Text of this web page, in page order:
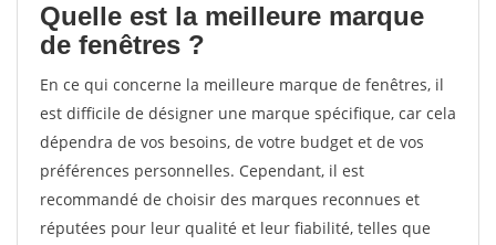
Quelle est la meilleure marque
de fenêtres ?
En ce qui concerne la meilleure marque de fenêtres, il
est difficile de désigner une marque spécifique, car cela
dépendra de vos besoins, de votre budget et de vos
préférences personnelles. Cependant, il est
recommandé de choisir des marques reconnues et
réputées pour leur qualité et leur fiabilité, telles que